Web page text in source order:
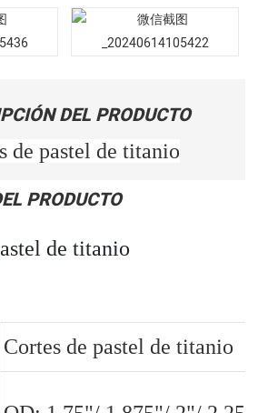
DEL PRODUCTO
de pastel de titanio
PRODUCTO
de titanio
Cortes de pastel de titanio